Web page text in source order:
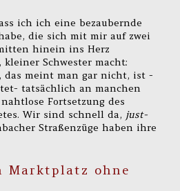
ich ich eine bezaubernde
die sich mit mir auf zwei
hinein ins Herz
kleiner Schwester macht:
das meint man gar nicht, ist -
tatsächlich an manchen
Fortsetzung des
Wir sind schnell da, just-
Straßenzüge haben ihre
Marktplatz ohne